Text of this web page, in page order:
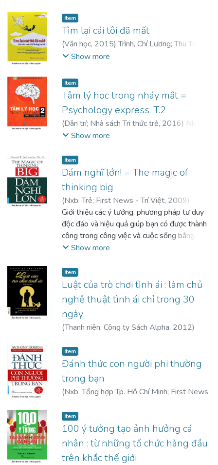
Item
Tìm lại cái tôi đã mất
(Văn học, 2015)Trình, Chí Lương;Thu Trần
dịchShow more
Item
Tâm lý học trong nháy mắt =
Psychology express. T.2
(Dân trí; Nhà sách Tri thức trẻ, 2016) Nhóm
EZPsychology
Show more
Item
Dám nghĩ lớn! = The magic of
thinking big
(Nxb. Trẻ; First News - Trí Việt, 2009)
Schwartz, David J.;Nguyễn, Thị Thanh (biên
dịch);Trần, Lê Thu Trang (biên dịch);Nguyễn,
Thị Thanh Huyền (biên dịch);Nguyễn,
Chương (hiệu đính)
Giới thiệu các ý tưởng, phương pháp tư duy
độc đáo và hiệu quả giúp bạn có được thành
công trong công việc và cuộc sống bằng sức
mạnh niềm tin của chính mình, vượt lên khỏi
thực hiện ước mơ một cách sáng tạo nhất,
xác định rõ mục tiêu chiến lược
Show more
Item
Luật của trò chơi tình ái : làm chủ
nghệ thuật tình ái chỉ trong 30
ngày
(Thanh niên; Công ty Sách Alpha, 2012)
Item
Đánh thức con người phi thường
trong bạn
(Nxb. Tổng hợp Tp. Hồ Chí Minh; First News
Item
100 ý tưởng tạo ảnh hưởng cá
nhân : từ những tổ chức hàng đầu
trên khắc thế giới